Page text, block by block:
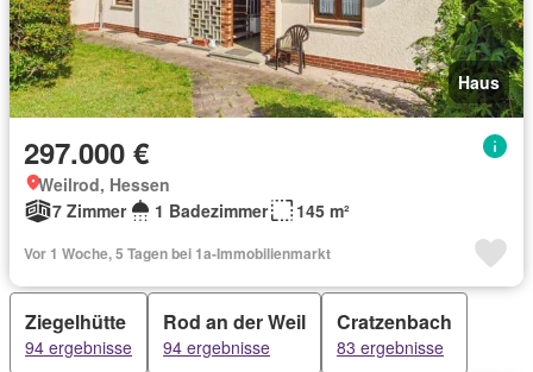
Haus
297.000 €
Weilrod, Hessen
7 Zimmer
1 Badezimmer 145 m²
Vor 1 Woche, 5 Tagen bei 1a-Immobilienmarkt
Ziegelhütte
94 ergebnisse
Rod an der Weil
94 ergebnisse
Cratzenbach
83 ergebnisse